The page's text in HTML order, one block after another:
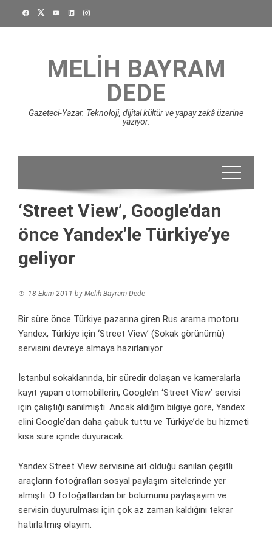
MELIH BAYRAM
DEDE
Gazeteci-Yazar. Teknoloji, dijital kültür ve yapay zekâ üzerine
yazıyor.
‘Street View’, Google’dan
önce Yandex’le Türkiye’ye
geliyor
18 Ekim 2011 by Melih Bayram Dede
Bir süre önce Türkiye pazarına giren Rus arama motoru
Yandex, Türkiye için ‘Street View’ (Sokak görünümü)
servisini devreye almaya hazırlanıyor.
İstanbul sokaklarında, bir süredir dolaşan ve kameralarla
kayıt yapan otomobillerin, Google’ın ‘Street View’ servisi
için çalıştığı sanılmıştı. Ancak aldığım bilgiye göre, Yandex
elini Google’dan daha çabuk tuttu ve Türkiye’de bu hizmeti
kısa süre içinde duyuracak.
Yandex Street View servisine ait olduğu sanılan çeşitli
araçların fotoğrafları sosyal paylaşım sitelerinde yer
almıştı. O fotoğaflardan bir bölümünü paylaşayım ve
servisin duyurulması için çok az zaman kaldığını tekrar
hatırlatmış olayım.